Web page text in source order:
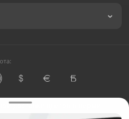
доставки цветов в Перми